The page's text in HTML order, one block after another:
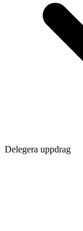
Delegera uppdrag